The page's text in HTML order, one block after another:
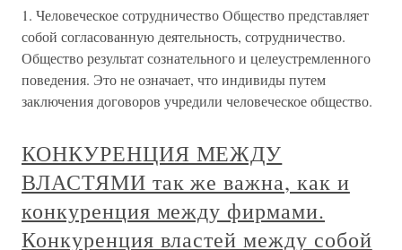
1. Человеческое сотрудничество Общество представляет
собой согласованную деятельность, сотрудничество.
Общество результат сознательного и целеустремленного
поведения. Это не означает, что индивиды путем
заключения договоров учредили человеческое общество.
КОНКУРЕНЦИЯ МЕЖДУ
ВЛАСТЯМИ так же важна, как и
конкуренция между фирмами.
Конкуренция властей между собой